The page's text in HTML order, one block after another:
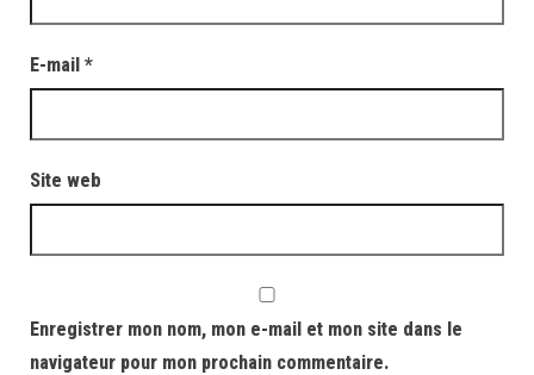
E-mail *
Site web
Enregistrer mon nom, mon e-mail et mon site dans le
navigateur pour mon prochain commentaire.